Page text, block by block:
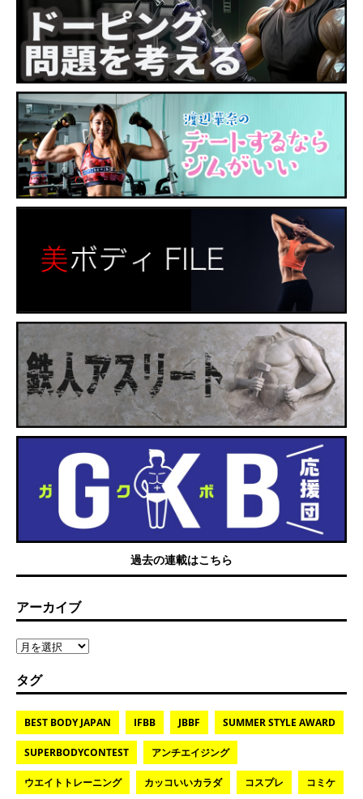
過去の連載はこちら
アーカイブ
タグ
BEST BODY JAPAN IFBB JBBF SUMMER STYLE AWARD
SUPERBODYCONTEST アンチエイジング
ウエイトトレーニング カッコいいカラダ コスプレ コミケ